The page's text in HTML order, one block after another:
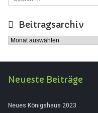
Beitragsarchiv
Beitragsarchiv
Neueste Beiträge
Neues Königshaus 2023